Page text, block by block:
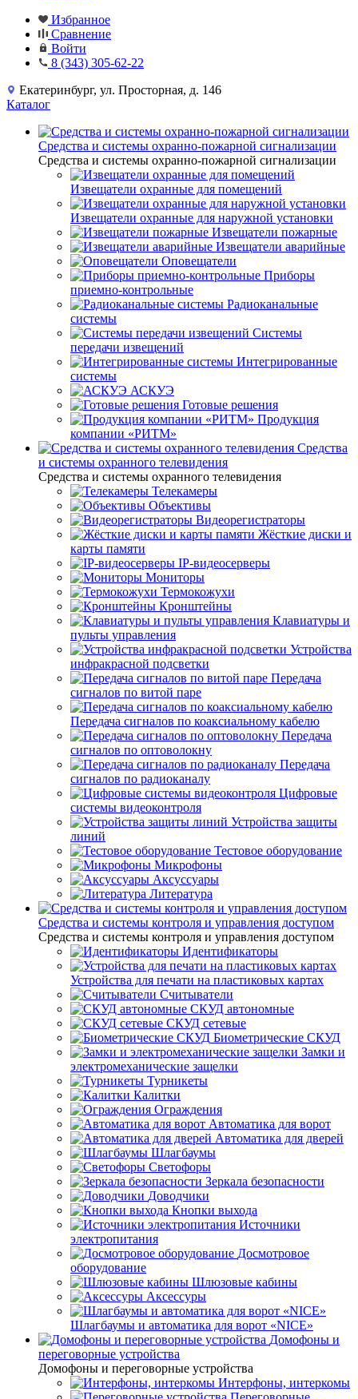
Избранное
Сравнение
Войти
8 (343) 305-62-22
Екатеринбург, ул. Просторная, д. 146
Каталог
Средства и системы охранно-пожарной сигнализации
Средства и системы охранно-пожарной сигнализации
Извещатели охранные для помещений
Извещатели охранные для наружной установки
Извещатели пожарные
Извещатели аварийные
Оповещатели
Приборы
приемно-контрольные
Радиоканальные
системы
Системы
передачи извещений
Интегрированные
системы
АСКУЭ
Готовые решения
Продукция
компании «РИТМ»
Средства
и системы охранного телевидения
Средства и системы охранного телевидения
Телекамеры
Объективы
Видеорегистраторы
Жёсткие диски и
карты памяти
IP-видеосерверы
Мониторы
Термокожухи
Кронштейны
Клавиатуры и
пульты управления
Устройства
инфракрасной подсветки
Передача
сигналов по витой паре
Передача сигналов по коаксиальному кабелю
Передача
сигналов по оптоволокну
Передача
сигналов по радиоканалу
Цифровые
системы видеоконтроля
Устройства защиты
линий
Тестовое оборудование
Микрофоны
Аксуссуары
Литература
Средства и системы контроля и управления доступом
Средства и системы контроля и управления доступом
Идентификаторы
Устройства для печати на пластиковых картах
Считыватели
СКУД автономные
СКУД сетевые
Биометрические СКУД
Замки и
электромеханические защелки
Турникеты
Калитки
Ограждения
Автоматика для ворот
Автоматика для дверей
Шлагбаумы
Светофоры
Зеркала безопасности
Доводчики
Кнопки выхода
Источники
электропитания
Досмотровое
оборудование
Шлюзовые кабины
Аксессуры
Шлагбаумы и автоматика для ворот «NICE»
Домофоны и
переговорные устройства
Домофоны и переговорные устройства
Интерфоны, интеркомы